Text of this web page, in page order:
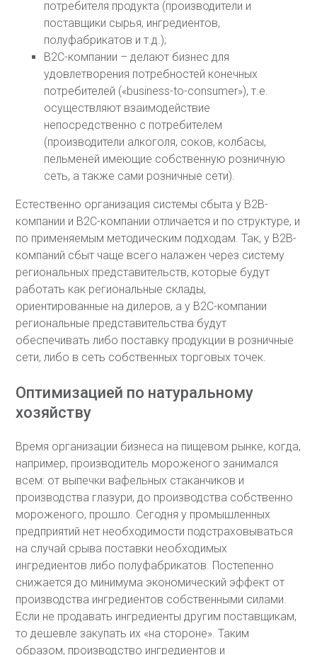
потребителя продукта (производители и
поставщики сырья, ингредиентов,
полуфабрикатов и т.д.);
В2С-компании – делают бизнес для
удовлетворения потребностей конечных
потребителей («business-to-consumer»), т.е.
осуществляют взаимодействие
непосредственно с потребителем
(производители алкоголя, соков, колбасы,
пельменей имеющие собственную розничную
сеть, а также сами розничные сети).
Естественно организация системы сбыта у В2В-
компании и В2С-компании отличается и по структуре, и
по применяемым методическим подходам. Так, у В2В-
компаний сбыт чаще всего налажен через систему
региональных представительств, которые будут
работать как региональные склады,
ориентированные на дилеров, а у В2С-компании
региональные представительства будут
обеспечивать либо поставку продукции в розничные
сети, либо в сеть собственных торговых точек.
Оптимизацией по натуральному
хозяйству
Время организации бизнеса на пищевом рынке, когда,
например, производитель мороженого занимался
всем: от выпечки вафельных стаканчиков и
производства глазури, до производства собственно
мороженого, прошло. Сегодня у промышленных
предприятий нет необходимости подстраховываться
на случай срыва поставки необходимых
ингредиентов либо полуфабрикатов. Постепенно
снижается до минимума экономический эффект от
производства ингредиентов собственными силами.
Если не продавать ингредиенты другим поставщикам,
то дешевле закупать их «на стороне». Таким
образом, производство ингредиентов и